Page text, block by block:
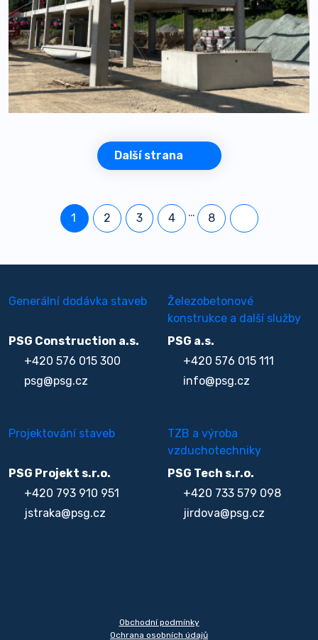
Další strana
1 2 3 4 … 8
Generální dodávka staveb
PSG Construction a.s.
+420 576 015 300
psg@psg.cz
Železobetonové
konstrukce a další služby
PSG a.s.
+420 576 015 111
info@psg.cz
Projektování staveb
PSG Projekt s.r.o.
+420 793 910 951
jstraka@psg.cz
TZB a výroba
vzduchotechniky
PSG Tech s.r.o.
+420 733 579 098
jirdova@psg.cz
Obchodní podmínky
Ochrana osobních údajů